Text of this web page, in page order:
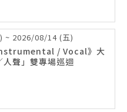
~ 2026/08/14 (五)
Instrumental / Vocal》大
聲」雙專場巡迴